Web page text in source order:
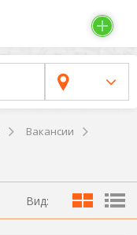
Вакансии
Вид: